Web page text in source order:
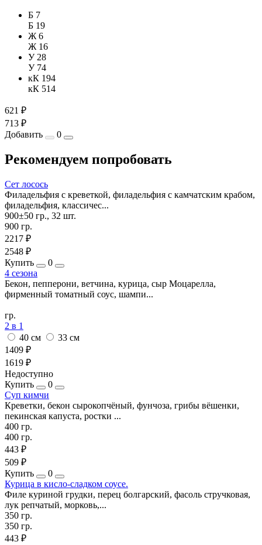
Б 7
Б 19
Ж 6
Ж 16
У 28
У 74
кК 194
кК 514
621 ₽
713 ₽
Добавить
0
Рекомендуем попробовать
Сет лосось
Филадельфия с креветкой, филадельфия с камчатским крабом,
филадельфия, классичес...
900±50 гр., 32 шт.
900 гр.
2217 ₽
2548 ₽
Купить
0
4 сезона
Бекон, пепперони, ветчина, курица, сыр Моцарелла,
фирменный томатный соус, шампи...
гр.
2 в 1
40 см
33 см
1409 ₽
1619 ₽
Недоступно
Купить
0
Суп кимчи
Креветки, бекон сырокопчёный, фунчоза, грибы вёшенки,
пекинская капуста, ростки ...
400 гр.
400 гр.
443 ₽
509 ₽
Купить
0
Курица в кисло-сладком соусе.
Филе куриной грудки, перец болгарский, фасоль стручковая,
лук репчатый, морковь,...
350 гр.
350 гр.
443 ₽